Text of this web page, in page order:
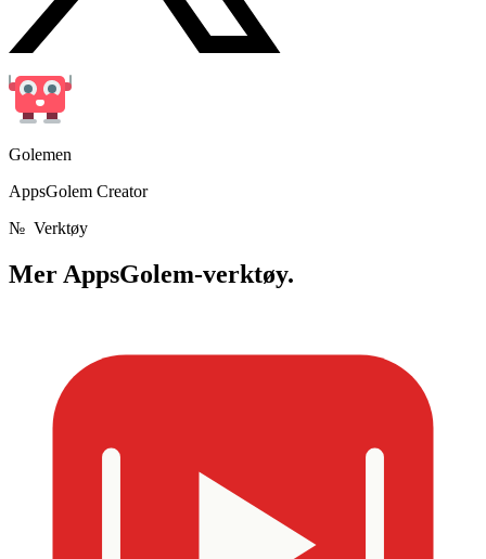
Golemen
AppsGolem Creator
№ Verktøy
Mer AppsGolem-verktøy.